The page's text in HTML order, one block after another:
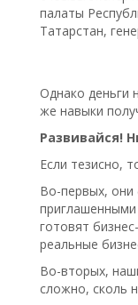
палаты
Татарстан,
Однако деньги
же навыки
Развивайся!
Если тезисно,
Во-первых, они
приглашенными
готовят
реальные
Во-вторых,
сложно, сколь